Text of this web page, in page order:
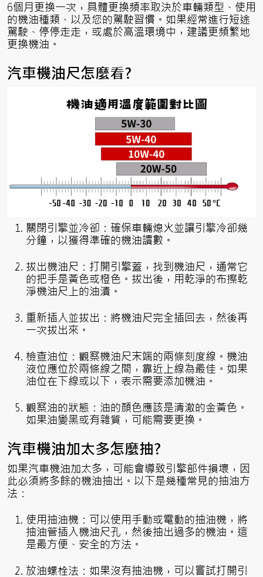
6個月更換一次，具體更換頻率取決於車輛類型、使用
的機油種類、以及您的駕駛習慣。如果經常進行短途
駕駛、停停走走，或處於高溫環境中，建議更頻繁地
更換機油。
汽車機油尺怎麼看?
關閉引擎並冷卻：確保車輛熄火並讓引擎冷卻幾
分鐘，以獲得準確的機油讀數。
拔出機油尺：打開引擎蓋，找到機油尺，通常它
的把手是黃色或橙色。拔出後，用乾淨的布擦乾
淨機油尺上的油漬。
重新插入並拔出：將機油尺完全插回去，然後再
一次拔出來。
檢查油位：觀察機油尺末端的兩條刻度線。機油
液位應位於兩條線之間，靠近上線為最佳。如果
油位在下線或以下，表示需要添加機油。
觀察油的狀態：油的顏色應該是清澈的金黃色。
如果油變黑或有雜質，可能需要更換。
汽車機油加太多怎麼抽?
如果汽車機油加太多，可能會導致引擎部件損壞，因
此必須將多餘的機油抽出。以下是幾種常見的抽油方
法：
使用抽油機：可以使用手動或電動的抽油機，將
抽油管插入機油尺孔，然後抽出過多的機油。這
是最方便、安全的方法。
放油螺栓法：如果沒有抽油機，可以嘗試打開引